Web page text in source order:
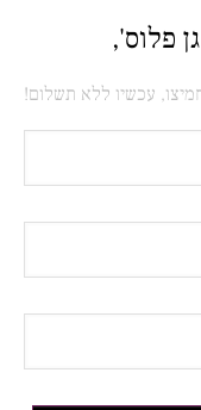
פלוס',
עכשיו ללא תשלום!